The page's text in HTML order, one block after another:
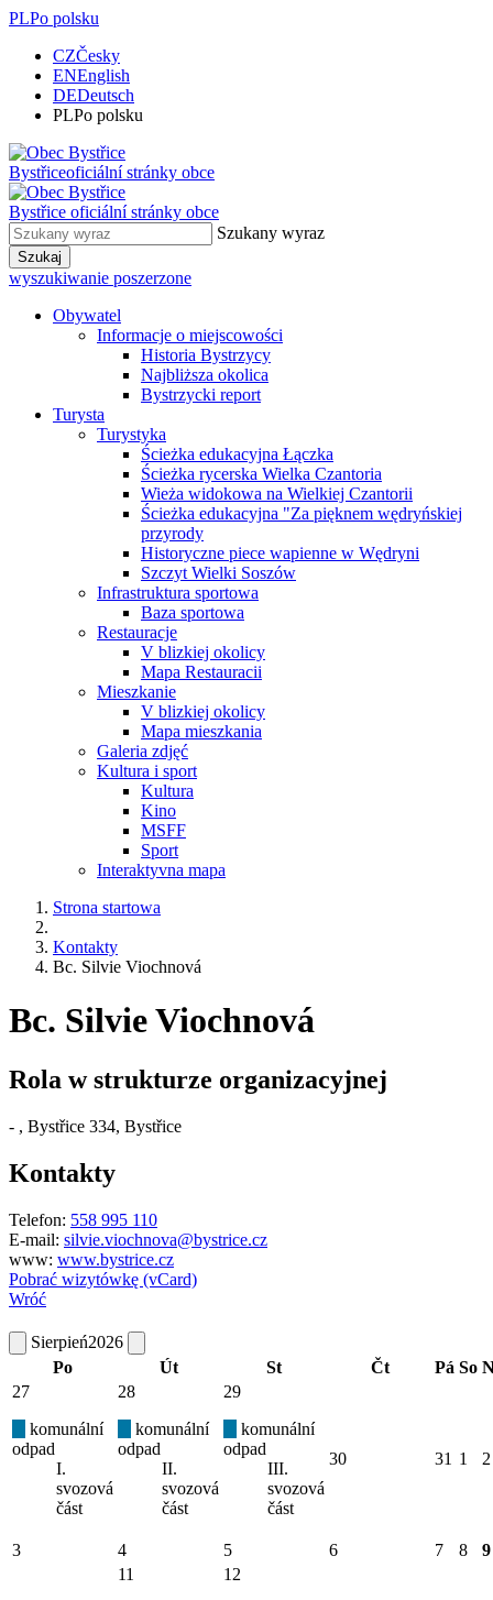
PLPo polsku
CZČesky
ENEnglish
DEDeutsch
PLPo polsku
Bystřiceoficiální stránky obce
Bystřice oficiální stránky obce
Szukany wyraz
Szukaj
wyszukiwanie poszerzone
Obywatel
Informacje o miejscowości
Historia Bystrzycy
Najbliższa okolica
Bystrzycki report
Turysta
Turystyka
Ścieżka edukacyjna Łączka
Ścieżka rycerska Wielka Czantoria
Wieża widokowa na Wielkiej Czantorii
Ścieżka edukacyjna "Za pięknem wędryńskiej
przyrody
Historyczne piece wapienne w Wędryni
Szczyt Wielki Soszów
Infrastruktura sportowa
Baza sportowa
Restauracje
V blizkiej okolicy
Mapa Restauracii
Mieszkanie
V blizkiej okolicy
Mapa mieszkania
Galeria zdjęć
Kultura i sport
Kultura
Kino
MSFF
Sport
Interaktyvna mapa
Strona startowa
Kontakty
Bc. Silvie Viochnová
Bc. Silvie Viochnová
Rola w strukturze organizacyjnej
- , Bystřice 334, Bystřice
Kontakty
Telefon: 558 995 110
E-mail: silvie.viochnova@bystrice.cz
www: www.bystrice.cz
Pobrać wizytówkę (vCard)
Wróć
Sierpień2026
Po
Út St Čt Pá So
27
komunální
odpad
I.
svozová
část
28
komunální
odpad
II.
svozová
část
29
komunální
odpad
III.
svozová
část
30 31 1 2
3 4 5 6 7 8 9
11
12